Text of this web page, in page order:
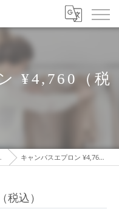
¥4,760（税
キャンバスエプロン ¥4,760（税込）
税込）